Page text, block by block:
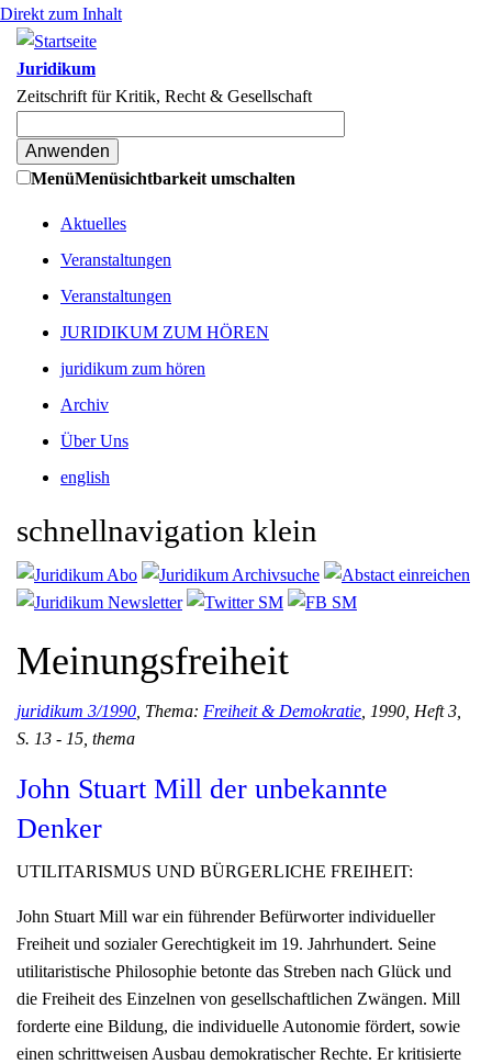
Direkt zum Inhalt
Juridikum
Zeitschrift für Kritik, Recht & Gesellschaft
MenüMenüsichtbarkeit umschalten
Aktuelles
Veranstaltungen
Veranstaltungen
JURIDIKUM ZUM HÖREN
juridikum zum hören
Archiv
Über Uns
english
schnellnavigation klein
Meinungsfreiheit
juridikum 3/1990 , Thema: Freiheit & Demokratie , 1990, Heft 3,
S. 13 - 15, thema
John Stuart Mill der unbekannte
Denker
UTILITARISMUS UND BÜRGERLICHE FREIHEIT:
John Stuart Mill war ein führender Befürworter individueller
Freiheit und sozialer Gerechtigkeit im 19. Jahrhundert. Seine
utilitaristische Philosophie betonte das Streben nach Glück und
die Freiheit des Einzelnen von gesellschaftlichen Zwängen. Mill
forderte eine Bildung, die individuelle Autonomie fördert, sowie
einen schrittweisen Ausbau demokratischer Rechte. Er kritisierte